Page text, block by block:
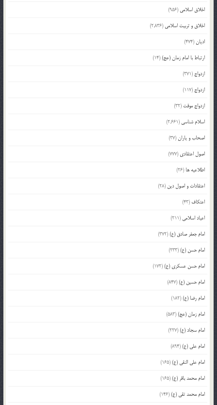
اخلاق اسلامی (956)
اخلاق و تربیت اسلامی (2,836)
ادیان(474)
ارتباط با امام زمان (عج)(14)
ازدواج (371)
ازدواج (117)
ازدواج موقت (32)
اسلام شناسی (2,661)
اصحاب و یاران(37)
اصول اعتقادی (777)
اطلاعیه ها (26)
اعتقادات و اصول دین (28)
اعتکاف (43)
اعیاد اسلامی (211)
امام جعفر صادق (ع)(372)
امام حسن (ع)(233)
امام حسن عسکری (ع)(172)
امام حسین (ع)(847)
امام رضا (ع)(182)
امام زمان (عج)(583)
امام سجاد (ع)(227)
امام علی (ع)(894)
امام علی النقی (ع)(165)
امام محمد باقر (ع)(165)
امام محمد تقی (ع)(146)